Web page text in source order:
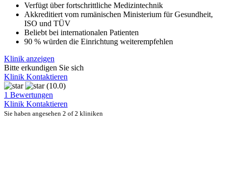
Verfügt über fortschrittliche Medizintechnik
Akkreditiert vom rumänischen Ministerium für Gesundheit,
ISO und TÜV
Beliebt bei internationalen Patienten
90 % würden die Einrichtung weiterempfehlen
Klinik anzeigen
Bitte erkundigen Sie sich
Klinik Kontaktieren
(10.0)
1 Bewertungen
Klinik Kontaktieren
Sie haben angesehen 2 of 2 kliniken